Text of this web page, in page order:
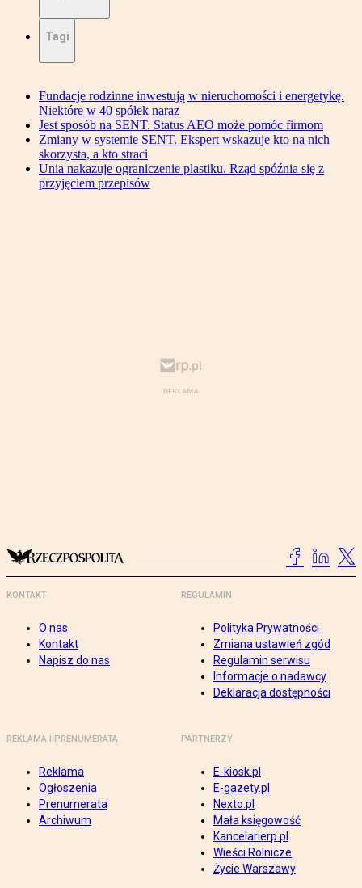
Tagi
Fundacje rodzinne inwestują w nieruchomości i energetykę.
Niektóre w 40 spółek naraz
Jest sposób na SENT. Status AEO może pomóc firmom
Zmiany w systemie SENT. Ekspert wskazuje kto na nich
skorzysta, a kto straci
Unia nakazuje ograniczenie plastiku. Rząd spóźnia się z
przyjęciem przepisów
KONTAKT
O nas
Kontakt
Napisz do nas
REGULAMIN
Polityka Prywatności
Zmiana ustawień zgód
Regulamin serwisu
Informacje o nadawcy
Deklaracja dostępności
REKLAMA I PRENUMERATA
Reklama
Ogłoszenia
Prenumerata
Archiwum
PARTNERZY
E-kiosk.pl
E-gazety.pl
Nexto.pl
Mała księgowość
Kancelarierp.pl
Wieści Rolnicze
Życie Warszawy